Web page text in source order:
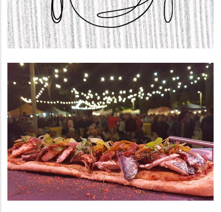
Educació,S. socials
El Consell Comarcal Del Baix
Penedès S’adhereix Als Plans
D’acció De Catalunya Regió
Mundial De La Gastronomia 2025
P. econòmica,Turisme